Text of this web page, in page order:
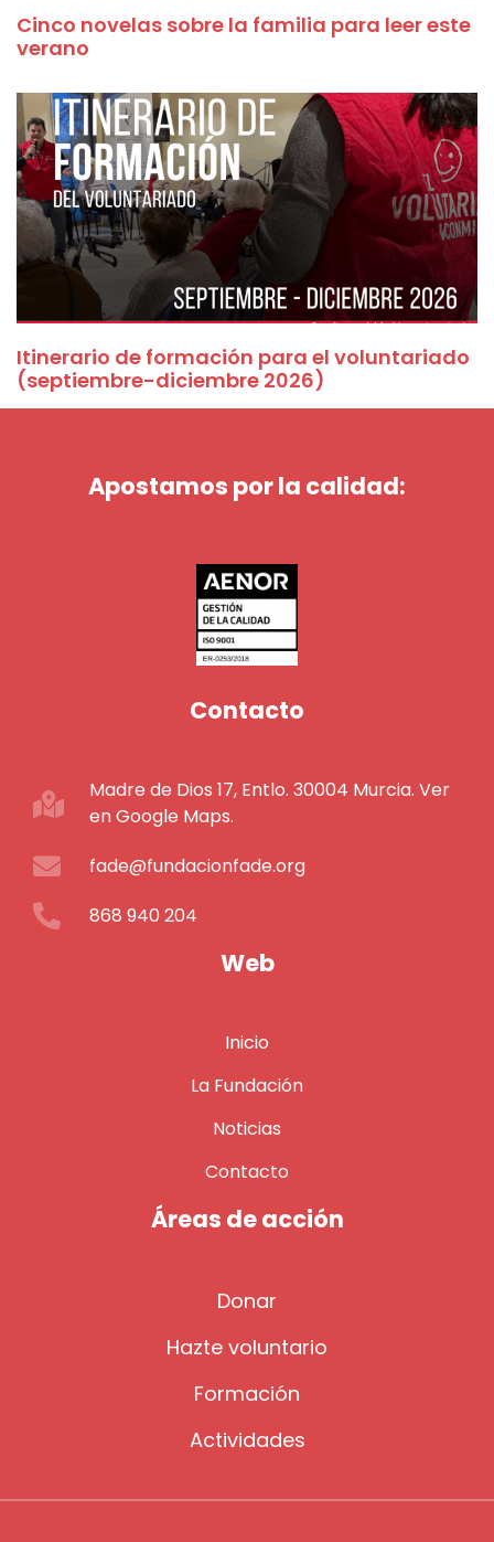
Cinco novelas sobre la familia para leer este
verano
Itinerario de formación para el voluntariado
(septiembre-diciembre 2026)
Apostamos por la calidad:
Contacto
Madre de Dios 17, Entlo. 30004 Murcia. Ver
en Google Maps.
fade@fundacionfade.org
868 940 204
Web
Inicio
La Fundación
Noticias
Contacto
Áreas de acción
Donar
Hazte voluntario
Formación
Actividades